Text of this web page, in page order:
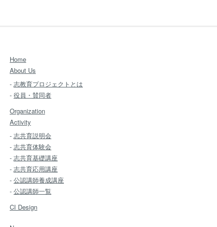
Home
About Us
- 志教育プロジェクトとは
- 役員・賛同者
Organization
Activity
- 志共育説明会
- 志共育体験会
- 志共育基礎講座
- 志共育応用講座
- 公認講師養成講座
- 公認講師一覧
CI Design